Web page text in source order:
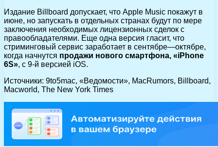
Издание Billboard допускает, что Apple Music покажут в
июне, но запускать в отдельных странах будут по мере
заключения необходимых лицензионных сделок с
правообладателями. Еще одна версия гласит, что
стриминговый сервис заработает в сентябре—октябре,
когда начнутся продажи нового смартфона, «iPhone
6S», с 9-й версией iOS.
Источники: 9to5mac, «Ведомости», MacRumors, Billboard,
Macworld, The New York Times